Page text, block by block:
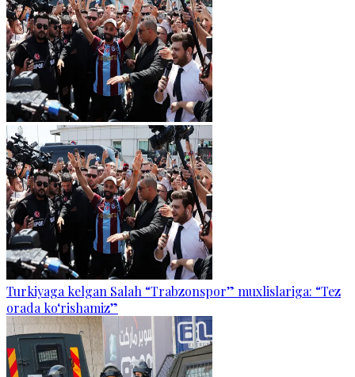
Turkiyaga kelgan Salah “Trabzonspor” muxlislariga: “Tez
orada ko‘rishamiz”